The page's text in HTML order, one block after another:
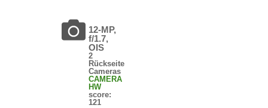
12-MP,
f/1.7,
OIS
2
Rückseite
Cameras
CAMERA
HW
score:
121